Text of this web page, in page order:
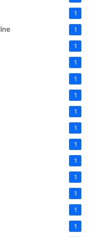
1
1
1
1
1
1
1
1
1
1
1
1
1
1